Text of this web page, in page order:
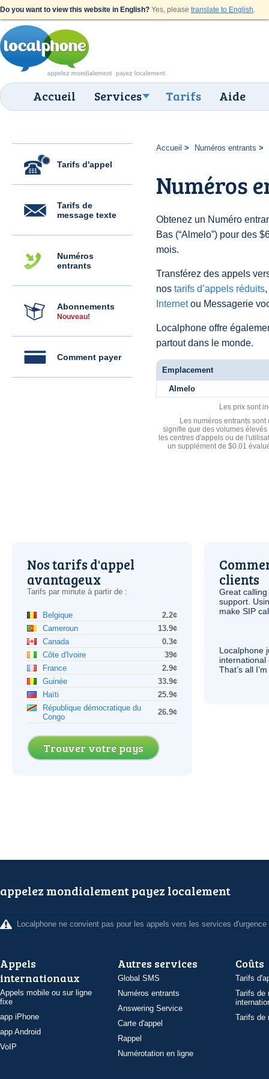
Do you want to view this website in English? Yes, please translate to English.
Accueil Services Tarifs Aide
Tarifs d'appel
Tarifs de
message texte
Numéros
entrants
Abonnements
Nouveau!
Comment payer
Accueil Numéros entrants
Numéros
Obtenez un Numéro
Bas (“Almelo”) pour des
mois.
Transférez des appels
nos tarifs d’appels réduits
Internetou Messagerie
Localphone offre
partout dans le monde.
Emplacement
Almelo
Les prix sont
Les numéros entrants
signifie que des volumes
les centres d'appels ou de
un supplément de $0.01
Nos tarifs d'appel
avantageux
Tarifs par minute à partir de :
Belgique
2.2¢
Cameroun
13.9¢
Canada
0.3¢
Côte d'Ivoire
39¢
France
2.9¢
Guinée
33.9¢
Haïti
25.9¢
République démocratique du
Congo
26.9¢
Trouver votre pays
clients
Great
support.
make SIP
Localphone
international
That’s all
appelez mondialement payez localement
Localphone ne convient pas pour les appels vers les services d'urgence
Appels
internationaux
Appels mobile ou sur ligne
fixe
app iPhone
app Android
VoIP
Autres services
Global SMS
Numéros entrants
Answering Service
Carte d'appel
Rappel
Numérotation en ligne
Coûts
Tarifs
Tarifs de
Tarifs de